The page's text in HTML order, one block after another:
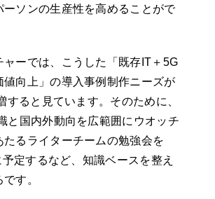
ーソンの生産性を高めることがで
ャーでは、こうした「既存IT＋5G
値向上」の導入事例制作ニーズが
すると見ています。そのために、
と国内外動向を広範囲にウオッチ
たるライターチームの勉強会を
定するなど、知識ベースを整え
す。